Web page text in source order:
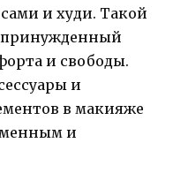
и худи. Такой
и свободы.
и
в макияже
и